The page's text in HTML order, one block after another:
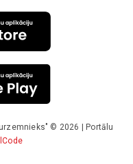
© 2026 | Portālu